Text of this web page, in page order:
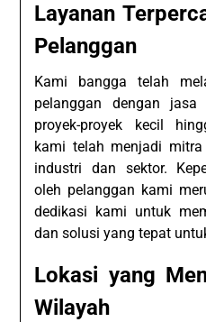
Layanan
Pelanggan
Kami bangga telah
pelanggan dengan
proyek-proyek kecil
kami telah menjadi
industri dan sektor.
oleh pelanggan kami
dedikasi kami untuk
dan solusi yang tepat
Lokasi yang
Wilayah